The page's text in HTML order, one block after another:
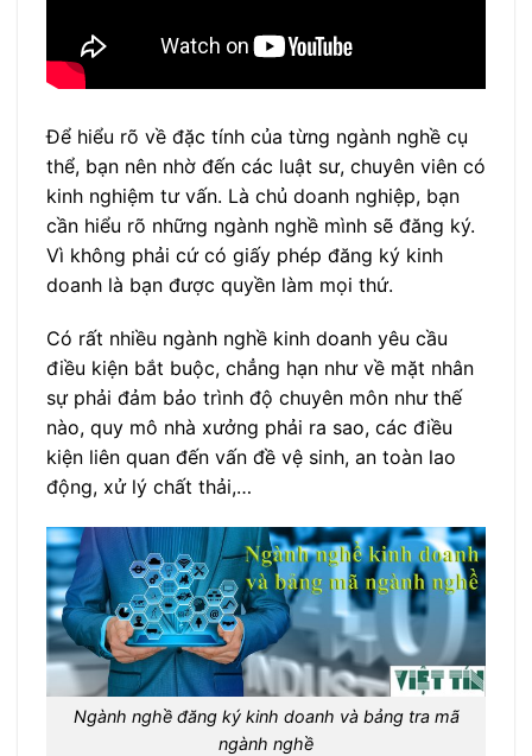
Để hiểu rõ về đặc tính của từng ngành nghề cụ
thể, bạn nên nhờ đến các luật sư, chuyên viên có
kinh nghiệm tư vấn. Là chủ doanh nghiệp, bạn
cần hiểu rõ những ngành nghề mình sẽ đăng ký.
Vì không phải cứ có giấy phép đăng ký kinh
doanh là bạn được quyền làm mọi thứ.
Có rất nhiều ngành nghề kinh doanh yêu cầu
điều kiện bắt buộc, chẳng hạn như về mặt nhân
sự phải đảm bảo trình độ chuyên môn như thế
nào, quy mô nhà xưởng phải ra sao, các điều
kiện liên quan đến vấn đề vệ sinh, an toàn lao
động, xử lý chất thải,…
Ngành nghề đăng ký kinh doanh và bảng tra mã
ngành nghề